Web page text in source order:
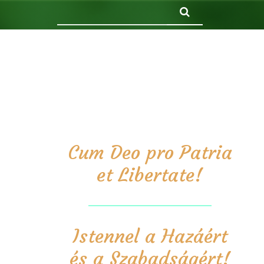
Cum Deo pro Patria
et Libertate!
Istennel a Hazáért
és a Szabadságért!